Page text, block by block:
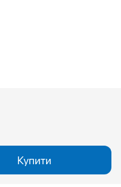
Купити